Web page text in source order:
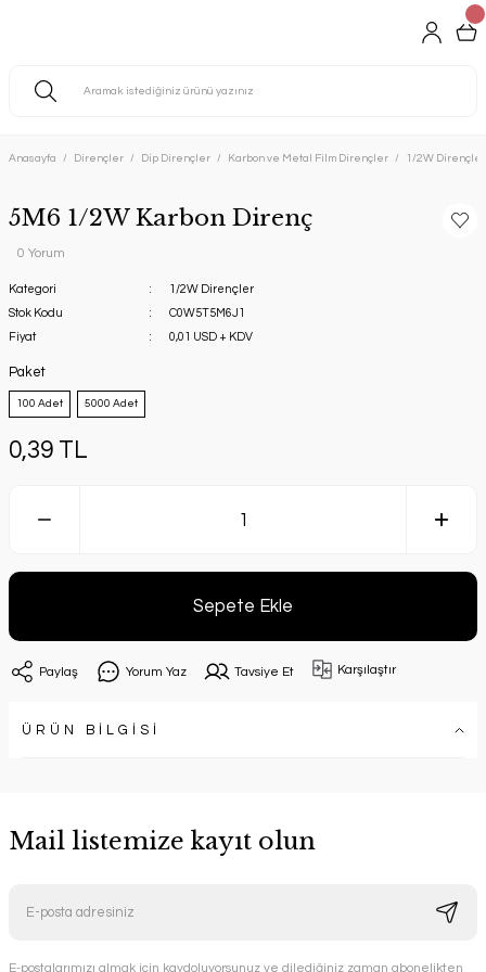
Anasayfa Dirençler Dip Dirençler Karbon ve Metal Film Dirençler 1/2W Dirençler
5M6 1/2W Karbon Direnç
0 Yorum
Kategori
1/2W Dirençler
Stok Kodu
C0W5T5M6J1
Fiyat
0,01 USD + KDV
Paket
100 Adet 5000 Adet
0,39 TL
Sepete Ekle
Paylaş Yorum Yaz Tavsiye Et Karşılaştır
ÜRÜN BİLGİSİ
Mail listemize kayıt olun
E-postalarımızı almak için kaydoluyorsunuz ve dilediğiniz zaman abonelikten